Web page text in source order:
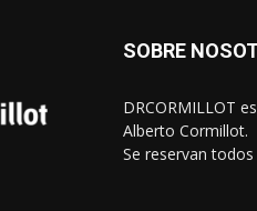
SOBRE
DRCORMILLOT
Alberto Cormillot.
Se reservan